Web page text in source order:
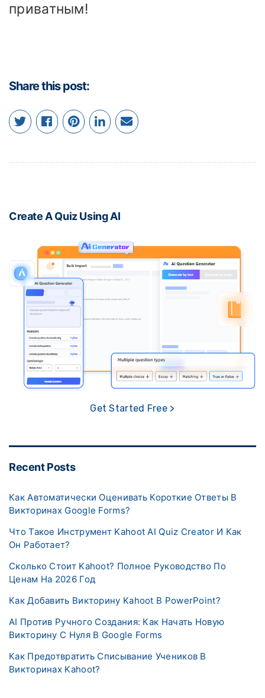
приватным!
Share this post:
Create A Quiz Using AI
Get Started Free >
Recent Posts
Как Автоматически Оценивать Короткие Ответы В
Викторинах Google Forms?
Что Такое Инструмент Kahoot AI Quiz Creator И Как
Он Работает?
Сколько Стоит Kahoot? Полное Руководство По
Ценам На 2026 Год
Как Добавить Викторину Kahoot В PowerPoint?
AI Против Ручного Создания: Как Начать Новую
Викторину С Нуля В Google Forms
Как Предотвратить Списывание Учеников В
Викторинах Kahoot?